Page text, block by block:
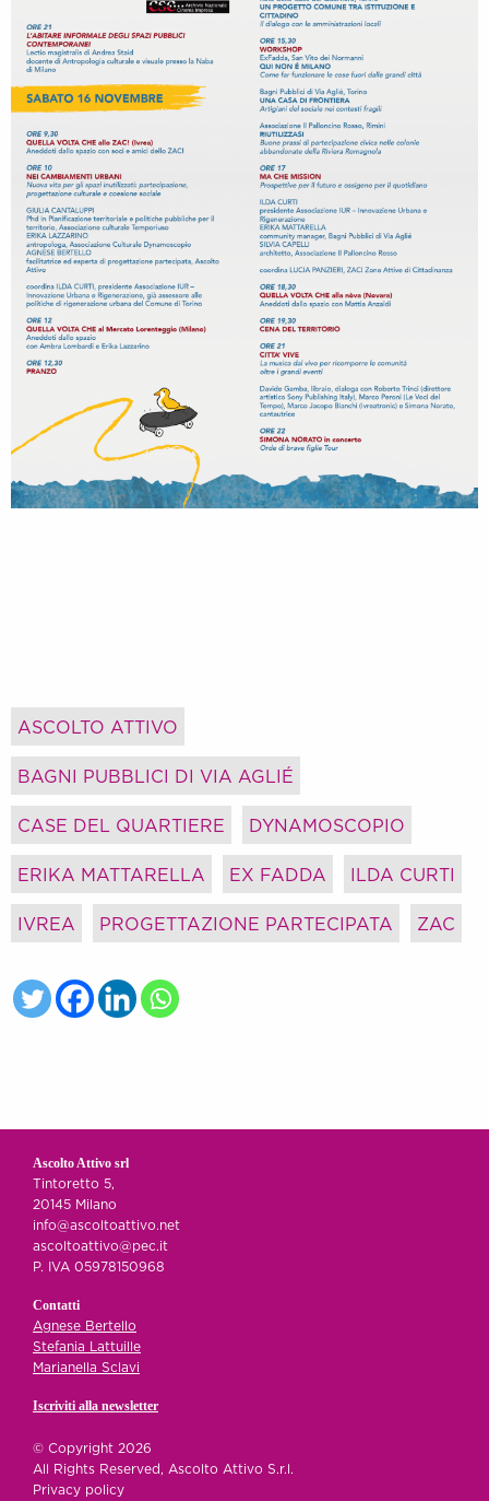
ASCOLTO ATTIVO
BAGNI PUBBLICI DI VIA AGLIÉ
CASE DEL QUARTIERE DYNAMOSCOPIO
ERIKA MATTARELLA EX FADDA ILDA CURTI
IVREA PROGETTAZIONE PARTECIPATA ZAC
Ascolto Attivo srl
Tintoretto 5,
20145 Milano
info@ascoltoattivo.net
ascoltoattivo@pec.it
P. IVA 05978150968
Contatti
Agnese Bertello
Stefania Lattuille
Marianella Sclavi
Iscriviti alla newsletter
© Copyright 2026
All Rights Reserved, Ascolto Attivo S.r.l.
Privacy policy